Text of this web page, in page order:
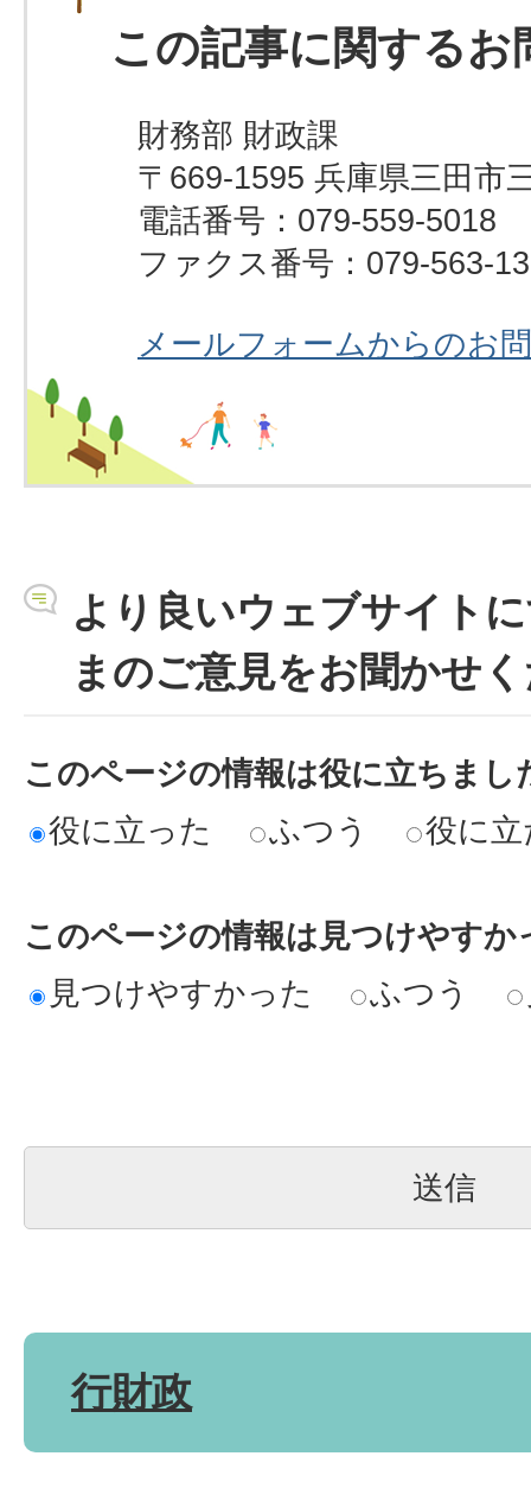
この記事に関するお
財務部 財政課
〒669-1595 兵庫県三田市
電話番号：079-559-5018
ファクス番号：079-563-
メールフォームからのお
より良いウェブサイト
まのご意見をお聞かせ
このページの情報は役に立ちまし
役に立った
ふつう 役に
このページの情報は見つけやすか
見つけやすかった
ふつう
行財政